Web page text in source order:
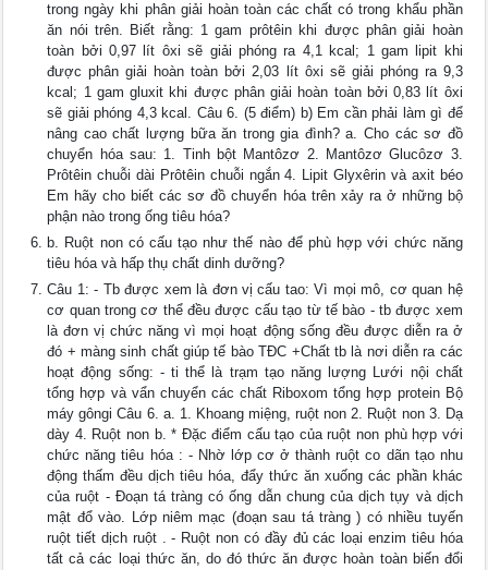
trong ngày khi phân giải hoàn toàn các chất có trong khẩu phần
ăn nói trên. Biết rằng: 1 gam prôtêin khi được phân giải hoàn
toàn bởi 0,97 lít ôxi sẽ giải phóng ra 4,1 kcal; 1 gam lipit khi
được phân giải hoàn toàn bởi 2,03 lít ôxi sẽ giải phóng ra 9,3
kcal; 1 gam gluxit khi được phân giải hoàn toàn bởi 0,83 lít ôxi
sẽ giải phóng 4,3 kcal. Câu 6. (5 điểm) b) Em cần phải làm gì để
nâng cao chất lượng bữa ăn trong gia đình? a. Cho các sơ đồ
chuyển hóa sau: 1. Tinh bột Mantôzơ 2. Mantôzơ Glucôzơ 3.
Prôtêin chuỗi dài Prôtêin chuỗi ngắn 4. Lipit Glyxêrin và axit béo
Em hãy cho biết các sơ đồ chuyển hóa trên xảy ra ở những bộ
phận nào trong ống tiêu hóa?
b. Ruột non có cấu tạo như thế nào để phù hợp với chức năng
tiêu hóa và hấp thụ chất dinh dưỡng?
Câu 1: - Tb được xem là đơn vị cấu tao: Vì mọi mô, cơ quan hệ
cơ quan trong cơ thể đều được cấu tạo từ tế bào - tb được xem
là đơn vị chức năng vì mọi hoạt động sống đều được diễn ra ở
đó + màng sinh chất giúp tế bào TĐC +Chất tb là nơi diễn ra các
hoạt động sống: - ti thể là trạm tạo năng lượng Lưới nội chất
tổng hợp và vẩn chuyển các chất Riboxom tổng hợp protein Bộ
máy gôngi Câu 6. a. 1. Khoang miệng, ruột non 2. Ruột non 3. Dạ
dày 4. Ruột non b. * Đặc điểm cấu tạo của ruột non phù hợp với
chức năng tiêu hóa : - Nhờ lớp cơ ở thành ruột co dãn tạo nhu
động thấm đều dịch tiêu hóa, đẩy thức ăn xuống các phần khác
của ruột - Đoạn tá tràng có ống dẫn chung của dịch tụy và dịch
mật đổ vào. Lớp niêm mạc (đoạn sau tá tràng ) có nhiều tuyến
ruột tiết dịch ruột . - Ruột non có đầy đủ các loại enzim tiêu hóa
tất cả các loại thức ăn, do đó thức ăn được hoàn toàn biến đổi